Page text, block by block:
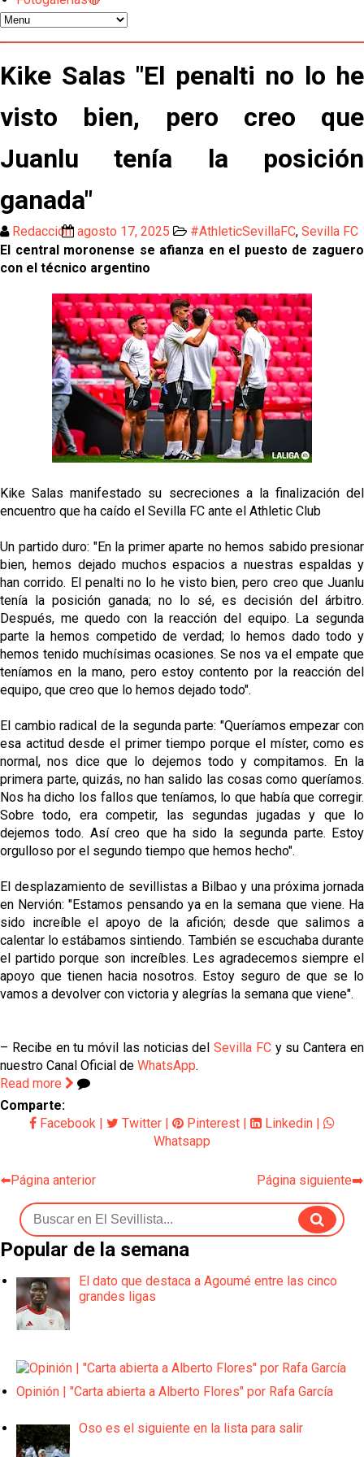
Odysseas Vlachodimos: “El objetivo es mejorar la
temporada pasada”
fichajes
Opinión | "Carta abierta a Alberto Flores" por Rafa
García
Análisis I Quién es y cómo juega Fran González
Endrick y Marc Bernal protagonizan las ofertas más
destacadas del día
El Sevilla Juvenil A última detalles en Canarias para
La cita ante el Espanyol a domicilio ya tiene horario
El dato que destaca a Agoumé entre las cinco
grandes ligas
Juanlu de vuelta a Sevilla para cerrar su fichaje a la
Premier
Flores
El Sevilla continúa con despidos y rechaza una
oferta de 420 millones por el club
El Sevilla mueve ficha por Robbie Ure: la opción 'A'
para el ataque nervionense
Kike Salas "El penalti no lo he
visto bien, pero creo que
Juanlu tenía la posición
ganada"
Redacción agosto 17, 2025 #AthleticSevillaFC, Sevilla FC
El central moronense se afianza en el puesto de zaguero
con el técnico argentino
Kike Salas manifestado su secreciones a la finalización del
encuentro que ha caído el Sevilla FC ante el Athletic Club
Un partido duro: "En la primer aparte no hemos sabido presionar
bien, hemos dejado muchos espacios a nuestras espaldas y
han corrido. El penalti no lo he visto bien, pero creo que Juanlu
tenía la posición ganada; no lo sé, es decisión del árbitro.
Después, me quedo con la reacción del equipo. La segunda
parte la hemos competido de verdad; lo hemos dado todo y
hemos tenido muchísimas ocasiones. Se nos va el empate que
teníamos en la mano, pero estoy contento por la reacción del
equipo, que creo que lo hemos dejado todo".
El cambio radical de la segunda parte: "Queríamos empezar con
esa actitud desde el primer tiempo porque el míster, como es
normal, nos dice que lo dejemos todo y compitamos. En la
primera parte, quizás, no han salido las cosas como queríamos.
Nos ha dicho los fallos que teníamos, lo que había que corregir.
Sobre todo, era competir, las segundas jugadas y que lo
dejemos todo. Así creo que ha sido la segunda parte. Estoy
orgulloso por el segundo tiempo que hemos hecho".
El desplazamiento de sevillistas a Bilbao y una próxima jornada
en Nervión: "Estamos pensando ya en la semana que viene. Ha
sido increíble el apoyo de la afición; desde que salimos a
calentar lo estábamos sintiendo. También se escuchaba durante
el partido porque son increíbles. Les agradecemos siempre el
apoyo que tienen hacia nosotros. Estoy seguro de que se lo
vamos a devolver con victoria y alegrías la semana que viene".
– Recibe en tu móvil las noticias delSevilla FCy su Cantera en
nuestro Canal Oficial de WhatsApp.
Read more
Comparte:
Facebook
Twitter Pinterest Linkedin
Whatsapp
⬅️Página anterior Página siguiente➡️
Popular de la semana
El dato que destaca a Agoumé entre las cinco
grandes ligas
Opinión | "Carta abierta a Alberto Flores" por Rafa García
Oso es el siguiente en la lista para salir